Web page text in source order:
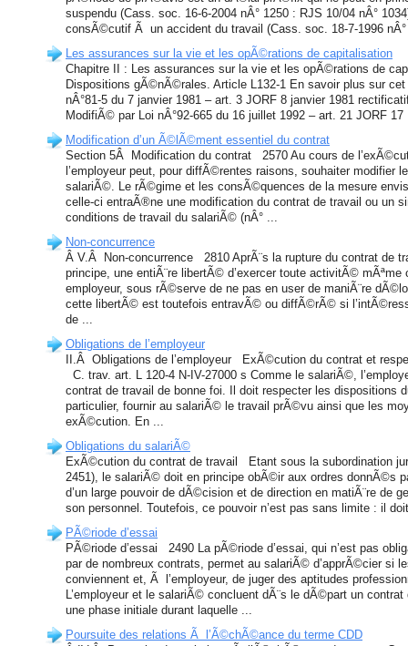
suspendu (Cass. soc. 16-6-2004 nÂ° 1250 : RJS 10/04 nÂ°
consÃ©cutif Ã un accident du travail (Cass. soc. 18-7-1996
Les assurances sur la vie et les opÃ©rations de capitalisation
Chapitre II : Les assurances sur la vie et les opÃ©rations de
Dispositions gÃ©nÃ©rales. Article L132-1 En savoir plus sur
nÂ°81-5 du 7 janvier 1981 – art. 3 JORF 8 janvier 1981
ModifiÃ© par Loi nÂ°92-665 du 16 juillet 1992 – art. 21 JORF 17
Modification d’un Ã©lÃ©ment essentiel du contrat
Section 5Â Modification du contrat 2570 Au cours de
l’employeur peut, pour diffÃ©rentes raisons, souhaiter modifier
salariÃ©. Le rÃ©gime et les consÃ©quences de la mesure
celle-ci entraÃ®ne une modification du contrat de travail ou un
conditions de travail du salariÃ© (nÂ° ...
Non-concurrence
Â V.Â Non-concurrence 2810 AprÃ¨s la rupture du contrat de
principe, une entiÃ¨re libertÃ© d’exercer toute activitÃ©
employeur, sous rÃ©serve de ne pas en user de maniÃ¨re
cette libertÃ© est toutefois entravÃ© ou diffÃ©rÃ© si
de ...
Obligations de l’employeur
II.Â Obligations de l’employeur ExÃ©cution du contrat et
C. trav. art. L 120-4 N-IV-27000 s Comme le salariÃ©,
contrat de travail de bonne foi. Il doit respecter les dispositions
particulier, fournir au salariÃ© le travail prÃ©vu ainsi que les
exÃ©cution. En ...
Obligations du salariÃ©
ExÃ©cution du contrat de travail Etant sous la subordination
2451), le salariÃ© doit en principe obÃ©ir aux ordres donnÃ©s
d’un large pouvoir de dÃ©cision et de direction en matiÃ¨re de
son personnel. Toutefois, ce pouvoir n’est pas sans limite : il
PÃ©riode d’essai
PÃ©riode d’essai 2490 La pÃ©riode d’essai, qui n’est pas
par de nombreux contrats, permet au salariÃ© d’apprÃ©cier si
conviennent et, Ã l’employeur, de juger des aptitudes
L’employeur et le salariÃ© concluent dÃ¨s le dÃ©part un
une phase initiale durant laquelle ...
Poursuite des relations Ã l’Ã©chÃ©ance du terme CDD